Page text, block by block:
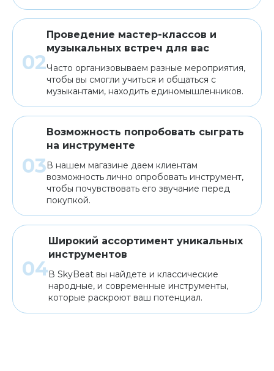
Проведение мастер-классов и
музыкальных встреч для вас
Часто организовываем разные мероприятия,
чтобы вы смогли учиться и общаться с
музыкантами, находить единомышленников.
Возможность попробовать сыграть
на инструменте
В нашем магазине даем клиентам
возможность лично опробовать инструмент,
чтобы почувствовать его звучание перед
покупкой.
Широкий ассортимент уникальных
инструментов
В SkyBeat вы найдете и классические
народные, и современные инструменты,
которые раскроют ваш потенциал.